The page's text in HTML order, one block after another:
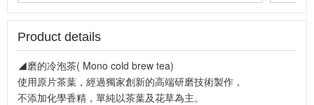
Product details
◢磨的冷泡茶( Mono cold brew tea)
使用原片茶葉，經過獨家創新的高端研磨技術製作，
不添加化學香精，單純以茶葉及花草為主。